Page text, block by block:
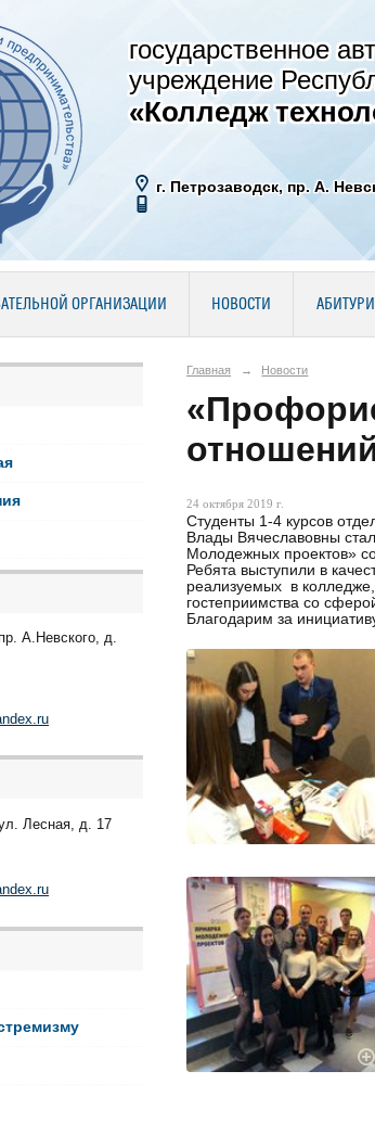
государственное
учреждение
«Колледж
г. Петрозаводск, пр. А.
ОРГАНИЗАЦИИ НОВОСТИ
А.Невского, д.
Лесная, д. 17
Главная → Новости
24 октября 2019 г.
Студенты 1-4 курсов
Влады Вячеславовны
Молодежных проектов»
Ребята выступили в
реализуемых в колледже,
гостеприимства со
Благодарим за